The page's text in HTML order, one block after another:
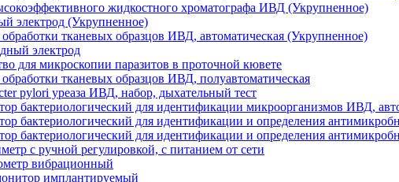
жидкостного хроматографа ИВД (Укрупненное)
электрод (Укрупненное)
тканевых образцов ИВД, автоматическая (Укрупненное)
электрод
для микроскопии паразитов в проточной кювете
тканевых образцов ИВД, полуавтоматическая
pylori уреаза ИВД, набор, дыхательный тест
бактериологический для идентификации микроорганизмов ИВД,
бактериологический для идентификации и определения
бактериологический для идентификации и определения
с ручной регулировкой, с питанием от сети
вибрационный
имплантируемый